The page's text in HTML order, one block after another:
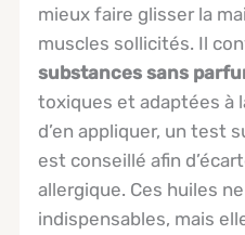
mieux faire glisser la
muscles sollicités. Il
substances sans
toxiques et adaptées à
d’en appliquer, un test
est conseillé afin
allergique. Ces huiles
indispensables, mais